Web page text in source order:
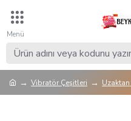
Vibratör Çeşitleri